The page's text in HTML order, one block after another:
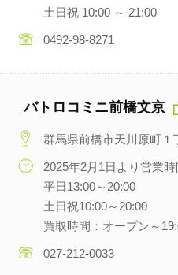
土日祝 10:00 ～ 21:00
0492-98-8271
バトロコミニ前橋文京
群馬県前橋市天川原町１
2025年2月1日より営業時
平日13:00～20:00
土日祝10:00～20:00
買取時間：オープン～
027-212-0033